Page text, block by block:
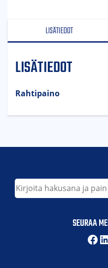
LISÄTIEDOT
LISÄTIEDOT
Rahtipaino
Etsi
SEURAA